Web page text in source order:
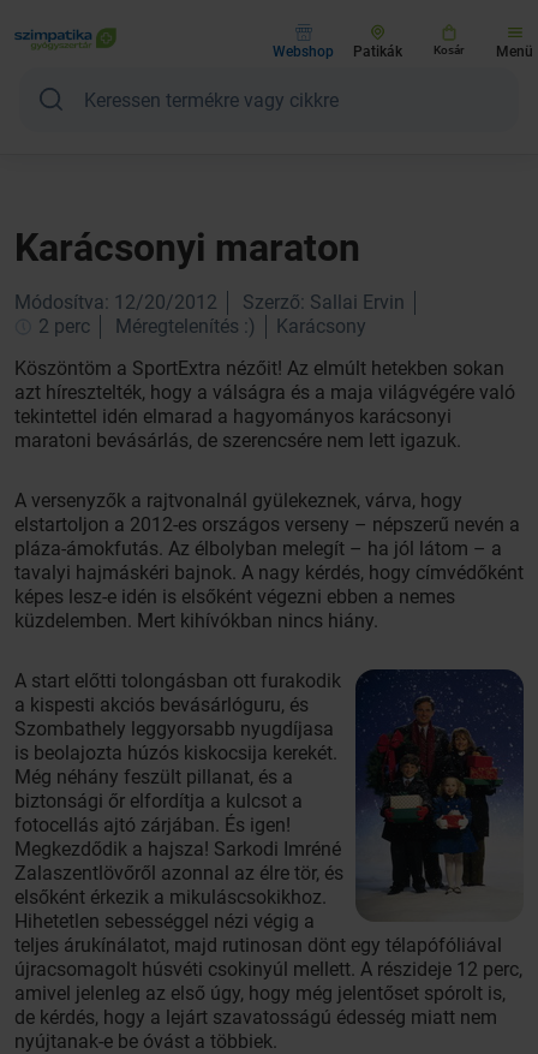
Webshop Patikák Kosár Menü
Karácsonyi maraton
Módosítva: 12/20/2012
Szerző: Sallai Ervin
2 perc
Méregtelenítés :)
Karácsony
Köszöntöm a SportExtra nézőit! Az elmúlt hetekben sokan
azt híresztelték, hogy a válságra és a maja világvégére való
tekintettel idén elmarad a hagyományos karácsonyi
maratoni bevásárlás, de szerencsére nem lett igazuk.
A versenyzők a rajtvonalnál gyülekeznek, várva, hogy
elstartoljon a 2012-es országos verseny – népszerű nevén a
pláza-ámokfutás. Az élbolyban melegít – ha jól látom – a
tavalyi hajmáskéri bajnok. A nagy kérdés, hogy címvédőként
képes lesz-e idén is elsőként végezni ebben a nemes
küzdelemben. Mert kihívókban nincs hiány.
A start előtti tolongásban ott furakodik
a kispesti akciós bevásárlóguru, és
Szombathely leggyorsabb nyugdíjasa
is beolajozta húzós kiskocsija kerekét.
Még néhány feszült pillanat, és a
biztonsági őr elfordítja a kulcsot a
fotocellás ajtó zárjában. És igen!
Megkezdődik a hajsza! Sarkodi Imréné
Zalaszentlövőről azonnal az élre tör, és
elsőként érkezik a mikuláscsokikhoz.
Hihetetlen sebességgel nézi végig a
teljes árukínálatot, majd rutinosan dönt egy télapófóliával
újracsomagolt húsvéti csokinyúl mellett. A részideje 12 perc,
amivel jelenleg az első úgy, hogy még jelentőset spórolt is,
de kérdés, hogy a lejárt szavatosságú édesség miatt nem
nyújtanak-e be óvást a többiek.